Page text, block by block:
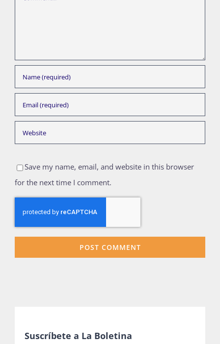
Save my name, email, and website in this browser
for the next time I comment.
Suscríbete a La Boletina